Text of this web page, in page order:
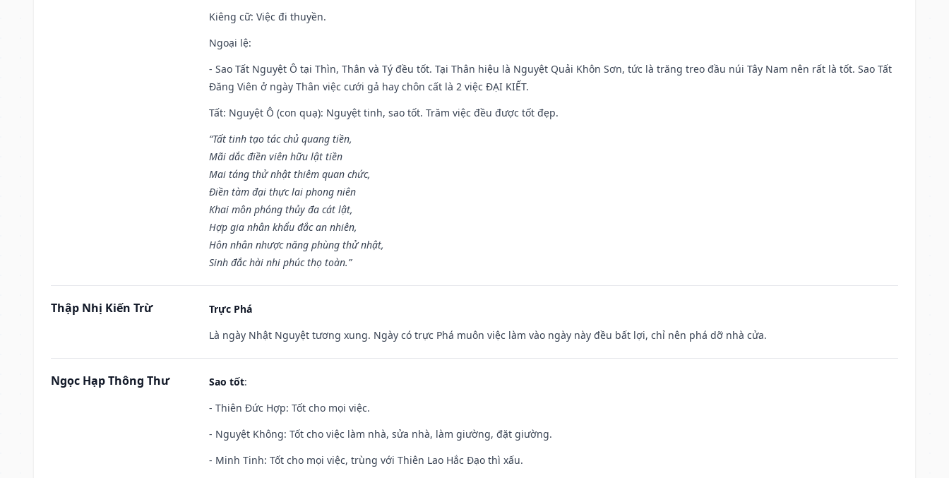
Kiêng cữ: Việc đi thuyền.
Ngoại lệ:
- Sao Tất Nguyệt Ô tại Thìn, Thân và Tý đều tốt. Tại Thân hiệu là Nguyệt Quải Khôn Sơn, tức là trăng treo đầu núi Tây Nam nên rất là tốt. Sao Tất
Đăng Viên ở ngày Thân việc cưới gả hay chôn cất là 2 việc ĐẠI KIẾT.
Tất: Nguyệt Ô (con quạ): Nguyệt tinh, sao tốt. Trăm việc đều được tốt đẹp.
“Tất tinh tạo tác chủ quang tiền,
Mãi dắc điền viên hữu lật tiền
Mai táng thử nhật thiêm quan chức,
Điền tàm đại thực lai phong niên
Khai môn phóng thủy đa cát lật,
Hợp gia nhân khẩu đắc an nhiên,
Hôn nhân nhược năng phùng thử nhật,
Sinh đắc hài nhi phúc thọ toàn.”
Thập Nhị Kiến Trừ
Trực Phá
Là ngày Nhật Nguyệt tương xung. Ngày có trực Phá muôn việc làm vào ngày này đều bất lợi, chỉ nên phá dỡ nhà cửa.
Ngọc Hạp Thông Thư Sao tốt:
- Thiên Đức Hợp: Tốt cho mọi việc.
- Nguyệt Không: Tốt cho việc làm nhà, sửa nhà, làm giường, đặt giường.
- Minh Tinh: Tốt cho mọi việc, trùng với Thiên Lao Hắc Đạo thì xấu.